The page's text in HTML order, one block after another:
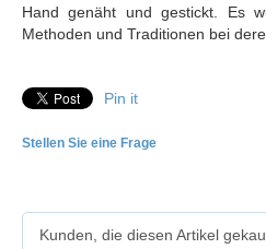
Hand genäht und gestickt. Es
Methoden und Traditionen bei
Pin it
Stellen Sie eine Frage
Kunden, die diesen Artikel